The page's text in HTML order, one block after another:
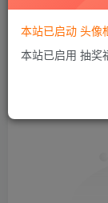
本站已启动 头像
本站已启用 抽奖